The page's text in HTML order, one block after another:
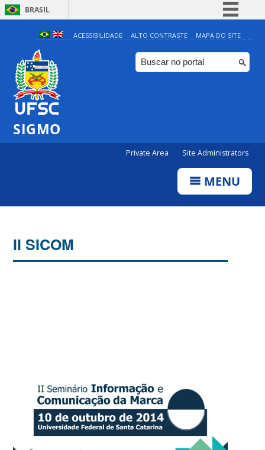
BRASIL
Simplifique!
Comunica BR
Participe
ACESSIBILIDADE ALTO CONTRASTE MAPA DO SITE
SIGMO
Private Area Site Administrators
MENU
II SICOM